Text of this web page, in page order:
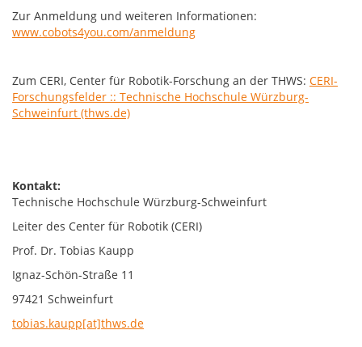
Zur Anmeldung und weiteren Informationen:
www.cobots4you.com/anmeldung
Zum CERI, Center für Robotik-Forschung an der THWS: CERI-
Forschungsfelder :: Technische Hochschule Würzburg-
Schweinfurt (thws.de)
Kontakt:
Technische Hochschule Würzburg-Schweinfurt
Leiter des Center für Robotik (CERI)
Prof. Dr. Tobias Kaupp
Ignaz-Schön-Straße 11
97421 Schweinfurt
tobias.kaupp[at]thws.de